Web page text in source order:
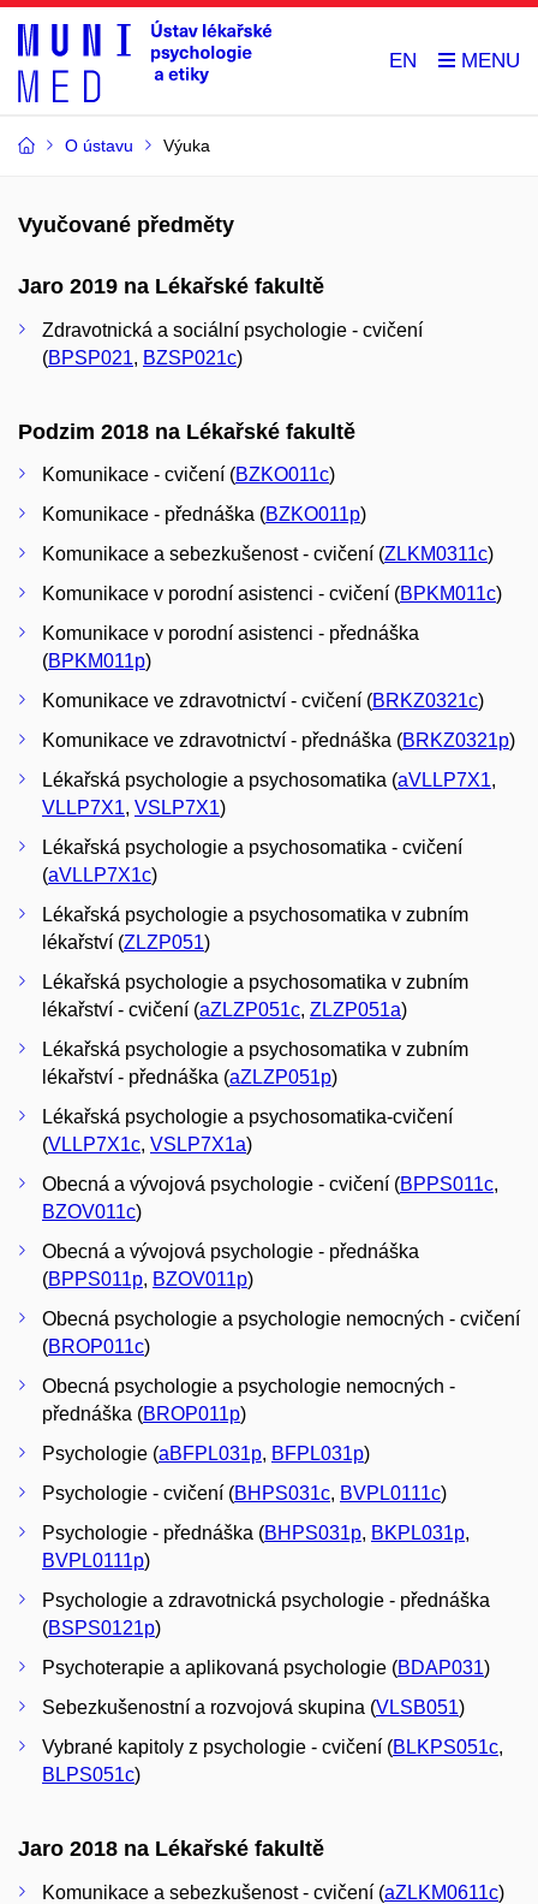
EN
O ústavu Výuka
Vyučované předměty
Jaro 2019 na Lékařské fakultě
Zdravotnická a sociální psychologie - cvičení
(BPSP021, BZSP021c)
Podzim 2018 na Lékařské fakultě
Komunikace - cvičení (BZKO011c)
Komunikace - přednáška (BZKO011p)
Komunikace a sebezkušenost - cvičení (ZLKM0311c)
Komunikace v porodní asistenci - cvičení (BPKM011c)
Komunikace v porodní asistenci - přednáška
(BPKM011p)
Komunikace ve zdravotnictví - cvičení (BRKZ0321c)
Komunikace ve zdravotnictví - přednáška (BRKZ0321p)
Lékařská psychologie a psychosomatika (aVLLP7X1,
VLLP7X1, VSLP7X1)
Lékařská psychologie a psychosomatika - cvičení
(aVLLP7X1c)
Lékařská psychologie a psychosomatika v zubním
lékařství (ZLZP051)
Lékařská psychologie a psychosomatika v zubním
lékařství - cvičení (aZLZP051c, ZLZP051a)
Lékařská psychologie a psychosomatika v zubním
lékařství - přednáška (aZLZP051p)
Lékařská psychologie a psychosomatika-cvičení
(VLLP7X1c, VSLP7X1a)
Obecná a vývojová psychologie - cvičení (BPPS011c,
BZOV011c)
Obecná a vývojová psychologie - přednáška
(BPPS011p, BZOV011p)
Obecná psychologie a psychologie nemocných - cvičení
(BROP011c)
Obecná psychologie a psychologie nemocných -
přednáška (BROP011p)
Psychologie (aBFPL031p, BFPL031p)
Psychologie - cvičení (BHPS031c, BVPL0111c)
Psychologie - přednáška (BHPS031p, BKPL031p,
BVPL0111p)
Psychologie a zdravotnická psychologie - přednáška
(BSPS0121p)
Psychoterapie a aplikovaná psychologie (BDAP031)
Sebezkušenostní a rozvojová skupina (VLSB051)
Vybrané kapitoly z psychologie - cvičení (BLKPS051c,
BLPS051c)
Jaro 2018 na Lékařské fakultě
Komunikace a sebezkušenost - cvičení (aZLKM0611c)